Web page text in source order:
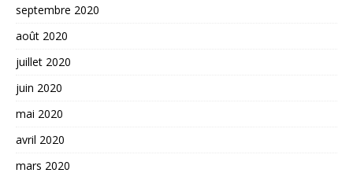
septembre 2020
août 2020
juillet 2020
juin 2020
mai 2020
avril 2020
mars 2020